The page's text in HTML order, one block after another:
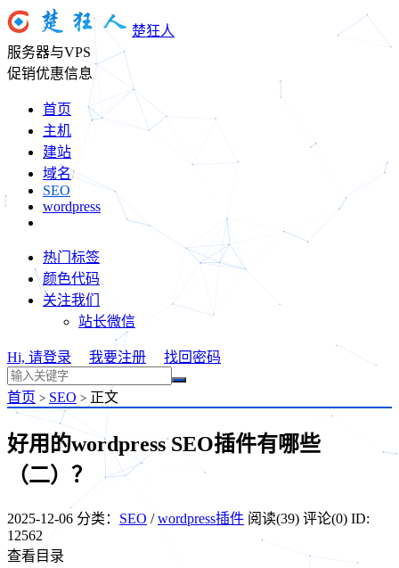
楚狂人
服务器与VPS
促销优惠信息
首页
主机
建站
域名
SEO
wordpress
热门标签
颜色代码
关注我们
站长微信
Hi, 请登录 我要注册 找回密码
首页 > SEO > 正文
好用的wordpress SEO插件有哪些
（二）？
2025-12-06 分类： SEO /wordpress插件 阅读(39) 评论(0) ID:
12562
查看目录